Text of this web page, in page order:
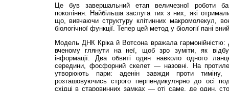
Це був завершальний етап величезної роботи
покоління. Найбільша заслуга тих з них, які
що, вивчаючи структуру клітинних макромолекул,
біологічної функції. Тепер цей метод у біології пані
Модель ДНК Кріка й Вотсона вражала гармонійністю:
вченому глянути на неї, щоб зро зуміти, як
інформації. Два обвиті один навколо одного
середини, фосфорний скелет — назовні. На
утворюють пари: аденін завжди проти тиміну,
розташовуючись строго перпендикулярно до осі
східці в старовинних замках — оті саме, де один,